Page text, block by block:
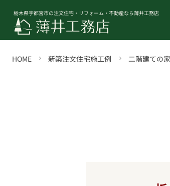
栃木県宇都宮市の注文住宅・リフォーム・不動産なら薄井工務店
HOME 新築注文住宅施工例 二階建ての家